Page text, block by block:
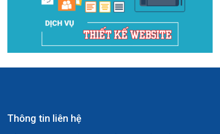
Thông tin liên hệ